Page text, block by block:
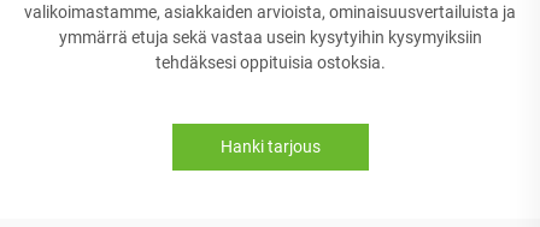
valikoimastamme, asiakkaiden arvioista, ominaisuusvertailuista ja
ymmärrä etuja sekä vastaa usein kysytyihin kysymyiksiin
tehdäksesi oppituisia ostoksia.
Hanki tarjous